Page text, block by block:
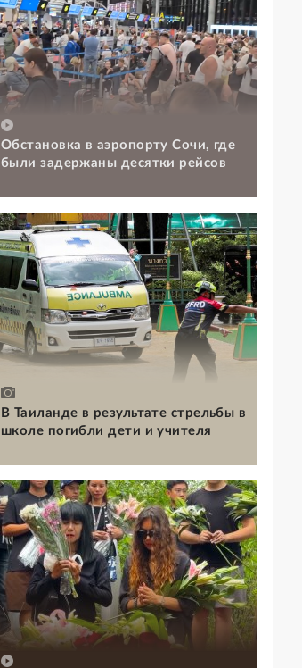
Обстановка в аэропорту Сочи, где
были задержаны десятки рейсов
В Таиланде в результате стрельбы в
школе погибли дети и учителя